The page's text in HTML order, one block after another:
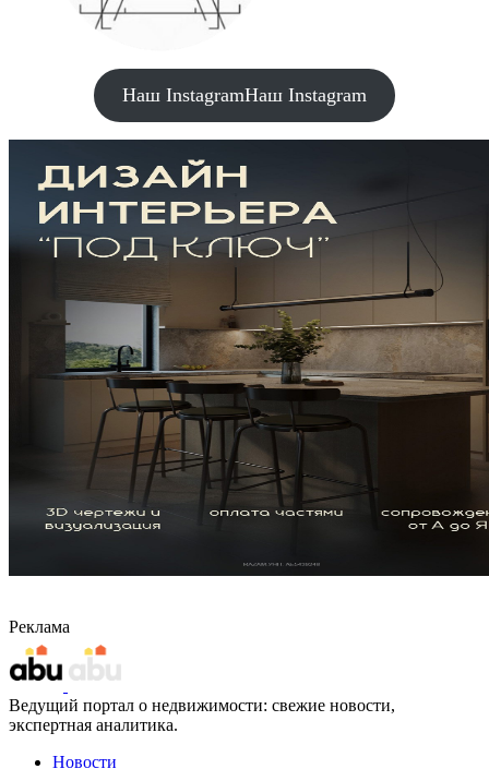
Наш InstagramНаш Instagram
Реклама
Ведущий портал о недвижимости: свежие новости,
экспертная аналитика.
Новости